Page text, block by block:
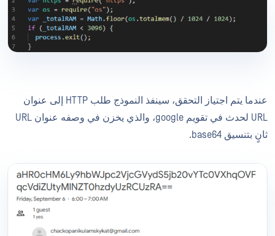
عندما يتم اجتياز التحقق، سينفذ النموذج طلب HTTP إلى عنوان
URL لحدث في تقويم google، والذي يخزن في وصفه عنوان URL
ثانٍ بتنسيق base64.